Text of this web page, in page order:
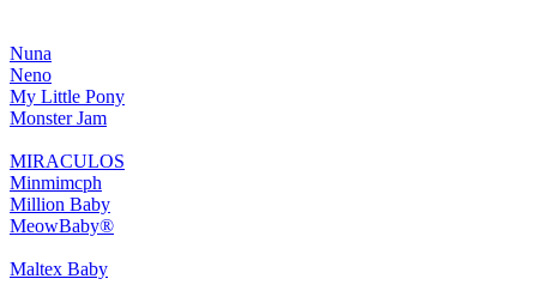
Nuna
Neno
My Little Pony
Monster Jam
MIRACULOS
Minmimcph
Million Baby
MeowBaby®
Maltex Baby